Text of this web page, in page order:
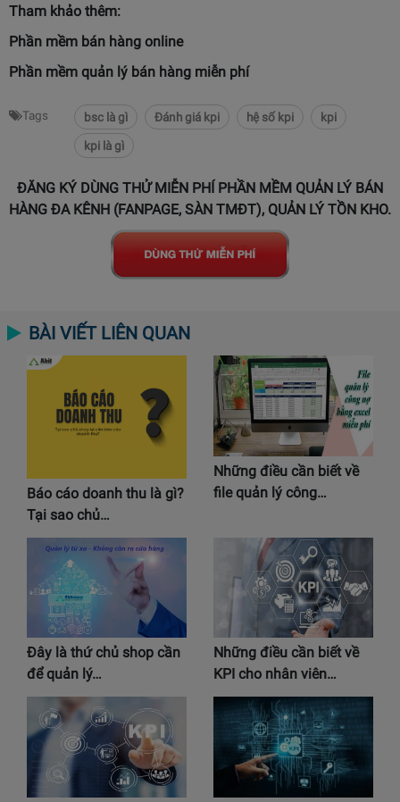
Tham khảo thêm:
Phần mềm bán hàng online
Phần mềm quản lý bán hàng miễn phí
Tags bsc là gì Đánh giá kpi hệ số kpi
kpi
kpi là gì
ĐĂNG KÝ DÙNG THỬ MIỄN PHÍ PHẦN MỀM QUẢN LÝ BÁN
HÀNG ĐA KÊNH (FANPAGE, SÀN TMĐT), QUẢN LÝ TỒN KHO.
BÀI VIẾT LIÊN QUAN
Báo cáo doanh thu là gì?
Tại sao chủ…
Những điều cần biết về
file quản lý công…
Đây là thứ chủ shop cần
để quản lý…
Những điều cần biết về
KPI cho nhân viên…